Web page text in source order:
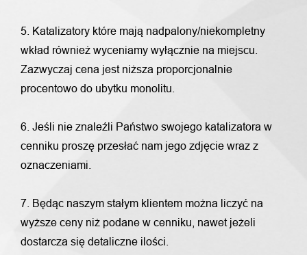
5. Katalizatory które mają nadpalony/niekompletny
wkład również wyceniamy wyłącznie na miejscu.
Zazwyczaj cena jest niższa proporcjonalnie
procentowo do ubytku monolitu.
6. Jeśli nie znaleźli Państwo swojego katalizatora w
cenniku proszę przesłać nam jego zdjęcie wraz z
oznaczeniami.
7. Będąc naszym stałym klientem można liczyć na
wyższe ceny niż podane w cenniku, nawet jeżeli
dostarcza się detaliczne ilości.